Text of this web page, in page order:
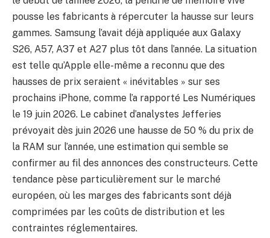
pousse les fabricants à répercuter la hausse sur leurs
gammes. Samsung l’avait déjà appliquée aux Galaxy
S26, A57, A37 et A27 plus tôt dans l’année. La situation
est telle qu’Apple elle-même a reconnu que des
hausses de prix seraient « inévitables » sur ses
prochains iPhone, comme l’a rapporté Les Numériques
le 19 juin 2026. Le cabinet d’analystes Jefferies
prévoyait dès juin 2026 une hausse de 50 % du prix de
la RAM sur l’année, une estimation qui semble se
confirmer au fil des annonces des constructeurs. Cette
tendance pèse particulièrement sur le marché
européen, où les marges des fabricants sont déjà
comprimées par les coûts de distribution et les
contraintes réglementaires.